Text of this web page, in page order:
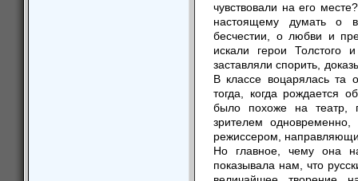
чувствовали на его
настоящему думать о
бесчестии, о любви и
искали герои
заставляли спорить,
В классе воцарялась та
тогда, когда рождается
было похоже на театр,
зрителем
режиссером,
Но главное, чему она
показывала нам, что